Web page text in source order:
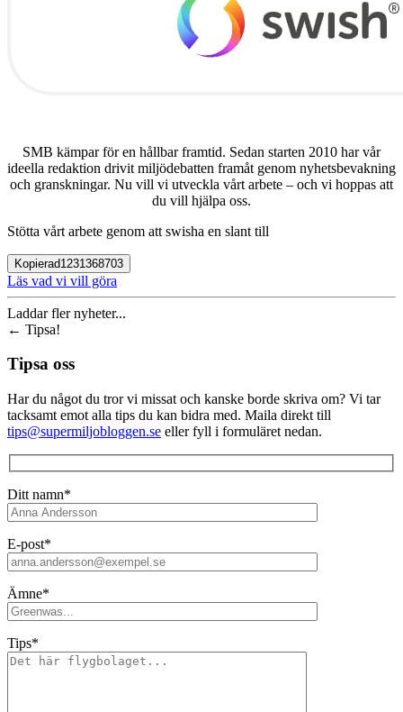
SMB kämpar för en hållbar framtid. Sedan starten 2010 har vår
ideella redaktion drivit miljödebatten framåt genom nyhetsbevakning
och granskningar. Nu vill vi utveckla vårt arbete – och vi hoppas att
du vill hjälpa oss.
Stötta vårt arbete genom att swisha en slant till
Kopierad1231368703
Läs vad vi vill göra
Laddar fler nyheter...
← Tipsa!
Tipsa oss
Har du något du tror vi missat och kanske borde skriva om? Vi tar
tacksamt emot alla tips du kan bidra med. Maila direkt till
tips@supermiljobloggen.se eller fyll i formuläret nedan.
Ditt namn*
E-post*
Ämne*
Tips*